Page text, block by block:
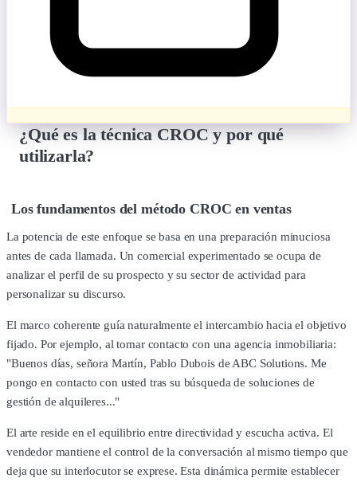
¿Qué es la técnica CROC y por qué
utilizarla?
Los fundamentos del método CROC en ventas
La potencia de este enfoque se basa en una preparación minuciosa
antes de cada llamada. Un comercial experimentado se ocupa de
analizar el perfil de su prospecto y su sector de actividad para
personalizar su discurso.
El marco coherente guía naturalmente el intercambio hacia el objetivo
fijado. Por ejemplo, al tomar contacto con una agencia inmobiliaria:
"Buenos días, señora Martín, Pablo Dubois de ABC Solutions. Me
pongo en contacto con usted tras su búsqueda de soluciones de
gestión de alquileres..."
El arte reside en el equilibrio entre directividad y escucha activa. El
vendedor mantiene el control de la conversación al mismo tiempo que
deja que su interlocutor se exprese. Esta dinámica permite establecer